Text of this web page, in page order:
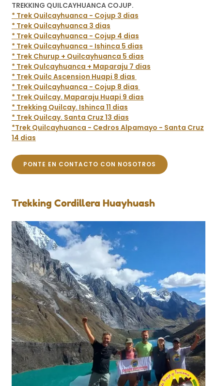
TREKKING QUILCAYHUANCA COJUP.
* Trek Quilcayhuanca - Cojup 3 dias
* Trek Quilcayhuanca 3 dias
* Trek Quilcayhuanca - Cojup 4 dias
* Trek Quilcayhuanca - Ishinca 5 dias
* Trek Churup + Quilcayhuanca 5 dias
* Trek Qulcayhuanca + Maparaju 7 dias
* Trek Quilc Ascension Huapi 8 dias
* Trek Quilcayhuanca - Cojup 8 dias
* Trek Quilcay. Maparaju Huapi 9 dias
* Trekking Quilcay. Ishinca 11 dias
* Trek Quilcay. Santa Cruz 13 dias
*Trek Quilcayhuanca - Cedros Alpamayo - Santa Cruz
14 dias
PONTE EN CONTACTO CON NOSOTROS
Trekking Cordillera Huayhuash